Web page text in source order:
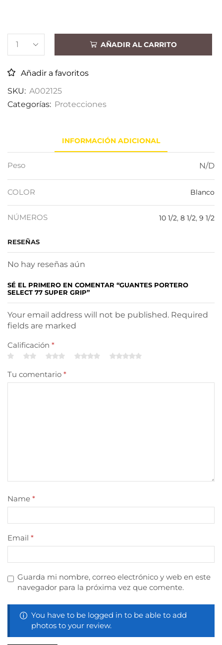
AÑADIR AL CARRITO
Añadir a favoritos
SKU: A002125
Categorías: Protecciones
INFORMACIÓN ADICIONAL
Peso N/D
COLOR Blanco
NÚMEROS 10 1/2, 8 1/2, 9 1/2
RESEÑAS
No hay reseñas aún
SÉ EL PRIMERO EN COMENTAR “GUANTES PORTERO
SELECT 77 SUPER GRIP”
Your email address will not be published. Required
fields are marked
Calificación *
Tu comentario *
Name *
Email *
Guarda mi nombre, correo electrónico y web en este
navegador para la próxima vez que comente.
You have to be logged in to be able to add
photos to your review.